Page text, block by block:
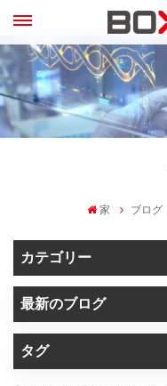
家 ブログ
カテゴリー
最新のブログ
タグ